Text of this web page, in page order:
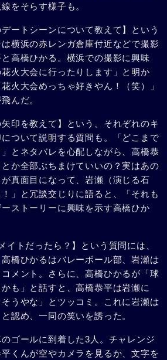
をそらす様子も。
ートシーンについて教えて】という
横浜の赤レンガ倉庫付近などで撮影
高橋ひかる。横浜での撮影に興味
火大会に行ったりします」と明か
火大会めっちゃ好きやん！（笑）」
んだ。
印を教えて】という、それぞれのキ
ついて説明する質問も。「どこまで
とネタバレを心配しながら、高橋恭
か全部ぶちまけていいの？実はあの
真面目になって、岩瀬（演じる石
」と冗談交じりに語ると、「それも
ストーリーに興味を示す高橋ひか
イトだったら？】という質問には、
橋ひかるはバレーボール部、岩瀬は
メント。さらに、高橋ひかるが「球
も」と話すと、高橋恭平は岩瀬に
そうやな」とツッコミ。これに岩瀬は
認め、一同の笑いを誘った。
ゴールに到着した3人。チャレンジ
くんが空やカメラを見るか、文字を